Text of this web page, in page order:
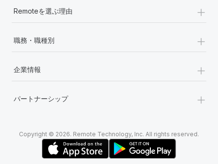
Remoteを選ぶ理由 +
職務・職種別 +
企業情報 +
パートナーシップ +
Copyright © 2026. Remote Technology, Inc. All rights reserved.